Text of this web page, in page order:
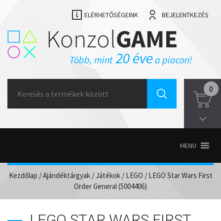
ELÉRHETŐSÉGEINK BEJELENTKEZÉS
for:
0
MENU
Kezdőlap /Ajándéktárgyak/Játékok/ LEGO / LEGO Star Wars First
Order General (5004406)